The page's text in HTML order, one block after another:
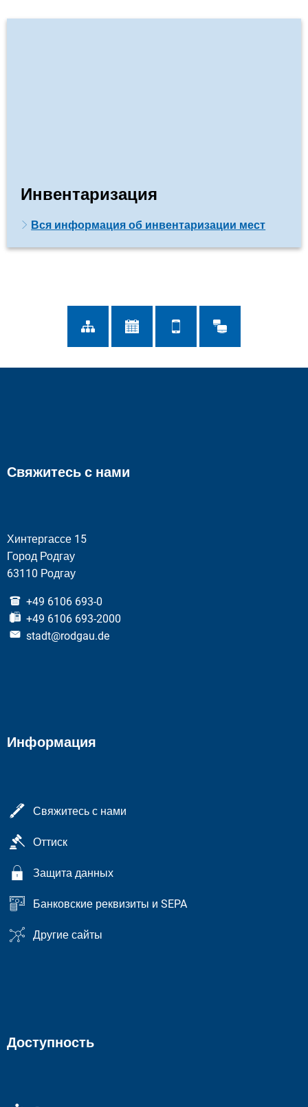
Инвентаризация
Вся информация об инвентаризации мест
Свяжитесь с нами
Хинтергассе 15
Город Родгау
63110 Родгау
+49 6106 693-0
+49 6106 693-2000
stadt@rodgau.de
Информация
Свяжитесь с нами
Оттиск
Защита данных
Банковские реквизиты и SEPA
Другие сайты
Доступность